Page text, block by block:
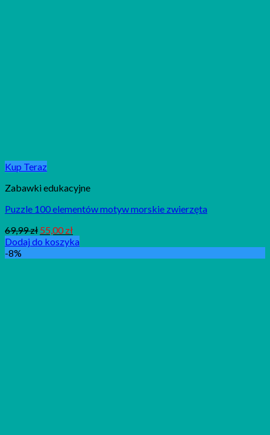
Kup Teraz
Zabawki edukacyjne
Puzzle 100 elementów motyw morskie zwierzęta
69,99zł 55,00zł
Dodaj do koszyka
-8%